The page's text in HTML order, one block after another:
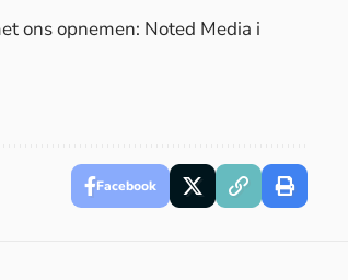
ons opnemen: Noted Media i
Facebook